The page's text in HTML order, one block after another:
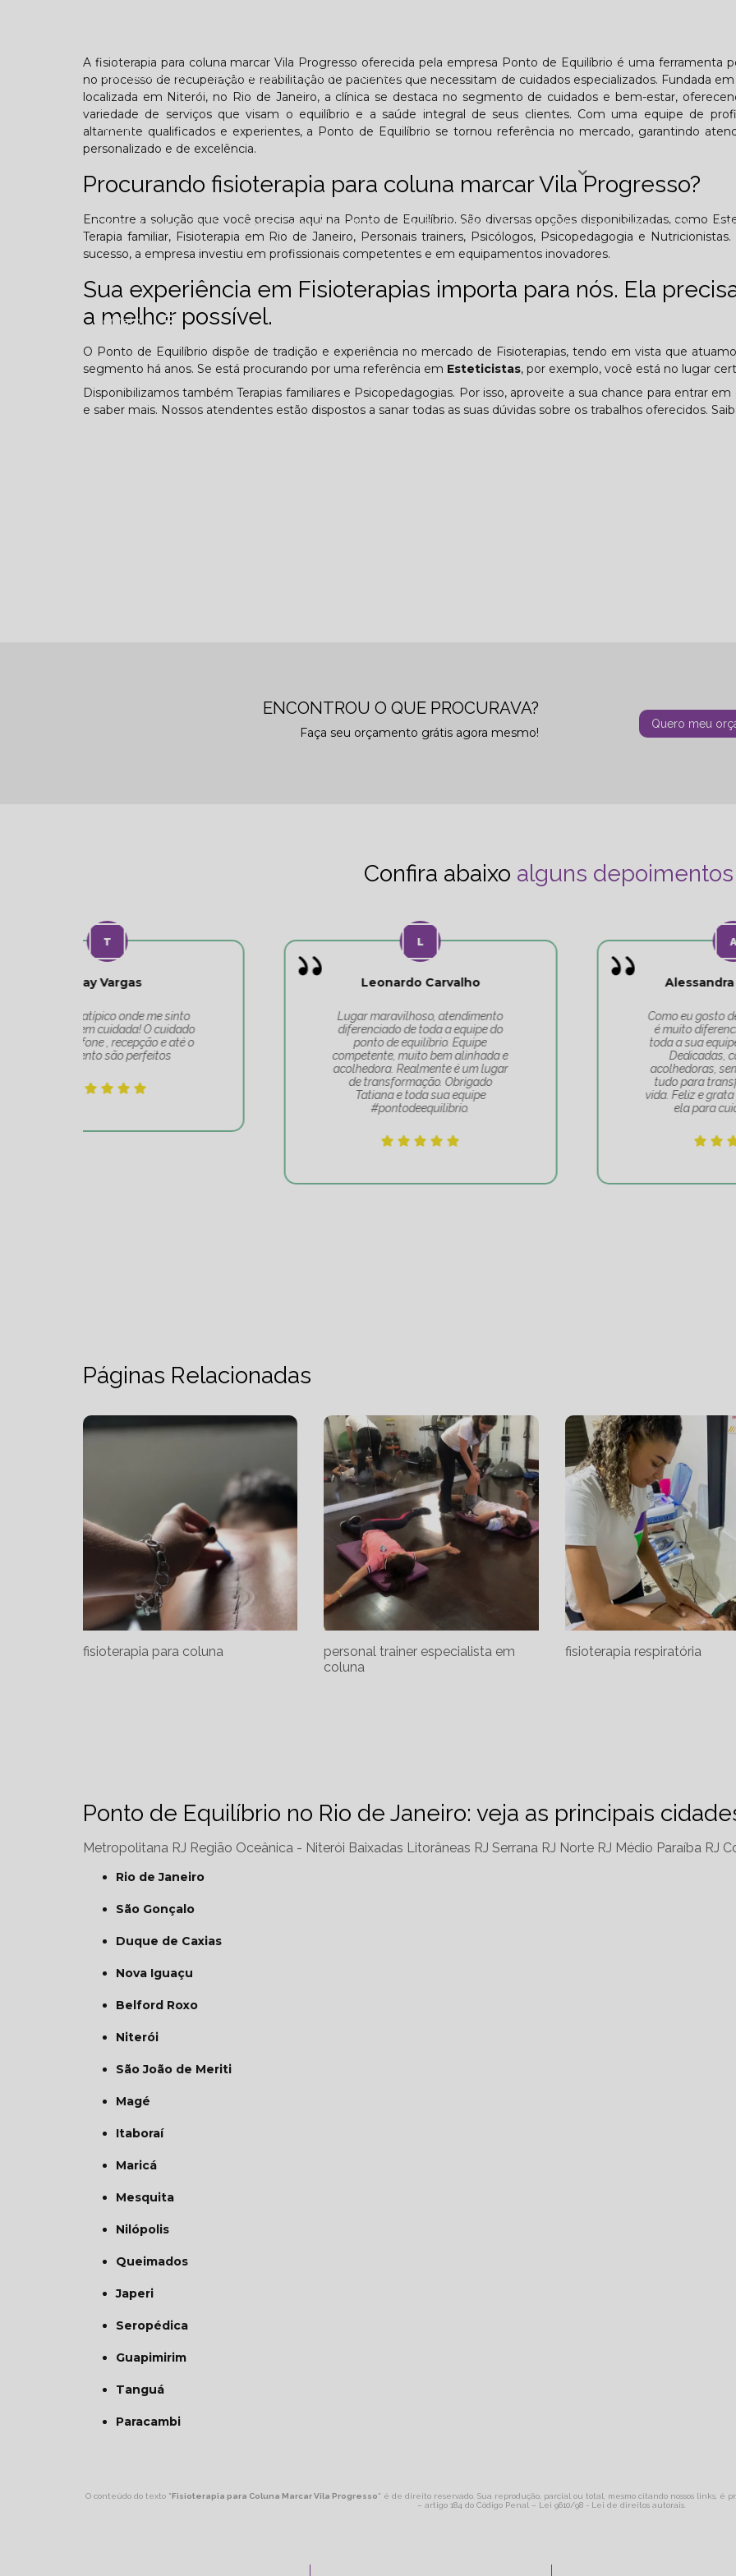
Você sabe o que é TOD (Transtorno opositivo desafiador)?
Galeria
Jornal PE
Edição Agosto - 2025 Edição Setembro - 2025 Edição Outubro - 2025 Edição Novembro - 2025
Contato
A fisioterapia para coluna marcar Vila Progresso oferecida pela empresa Ponto de Equilíbrio é uma ferramenta
no processo de recuperação e reabilitação de pacientes que necessitam de cuidados especializados. Fundada
localizada em Niterói, no Rio de Janeiro, a clínica se destaca no segmento de cuidados e bem-estar,
variedade de serviços que visam o equilíbrio e a saúde integral de seus clientes. Com uma equipe de
altamente qualificados e experientes, a Ponto de Equilíbrio se tornou referência no mercado, garantindo
personalizado e de excelência.
Procurando fisioterapia para coluna marcar Vila Progresso?
Encontre a solução que você precisa aqui na Ponto de Equilíbrio. São diversas opções disponibilizadas, como
Terapia familiar, Fisioterapia em Rio de Janeiro, Personais trainers, Psicólogos, Psicopedagogia e Nutricionistas.
sucesso, a empresa investiu em profissionais competentes e em equipamentos inovadores.
Sua experiência em Fisioterapias importa para nós. Ela
a melhor possível.
O Ponto de Equilíbrio dispõe de tradição e experiência no mercado de Fisioterapias, tendo em vista que
segmento há anos. Se está procurando por uma referência em Esteticistas, por exemplo, você está no lugar
Disponibilizamos também Terapias familiares e Psicopedagogias. Por isso, aproveite a sua chance para entrar
e saber mais. Nossos atendentes estão dispostos a sanar todas as suas dúvidas sobre os trabalhos oferecidos.
ENCONTROU O QUE PROCURAVA?
Faça seu orçamento grátis agora mesmo!
Quero meu
Confira abaixo alguns depoimentos
Lugar maravilhoso, atendimento
diferenciado de toda a equipe do
ponto de equilíbrio. Equipe
competente, muito bem alinhada e
Alessandra Rodrigues
Como eu gosto deste lugar! A Tati
é muito diferenciada, e por isso,
toda a sua equipe é maravilhosa.
Dedicadas, competentes,
acolhedoras, sempre fazendo de
tudo para transformar a nossa
vida. Feliz e grata por ter escolhido
Páginas Relacionadas
fisioterapia para coluna
personal trainer especialista em
coluna
fisioterapia respiratória
Ponto de Equilíbrio no Rio de Janeiro: veja as principais
Metropolitana RJ Região Oceânica - Niterói Baixadas Litorâneas RJ Serrana RJ Norte RJ Médio Paraíba RJ
Rio de Janeiro
São Gonçalo
Duque de Caxias
Nova Iguaçu
Belford Roxo
Niterói
São João de Meriti
Magé
Itaboraí
Maricá
Mesquita
Nilópolis
Queimados
Japeri
Seropédica
Guapimirim
Tanguá
Paracambi
O conteúdo do texto "Fisioterapia para Coluna Marcar Vila Progresso" é de direito reservado. Sua reprodução, parcial ou total, mesmo citando nossos links,
– artigo 184 do Código Penal – Lei 9610/98 - Lei de direitos autorais